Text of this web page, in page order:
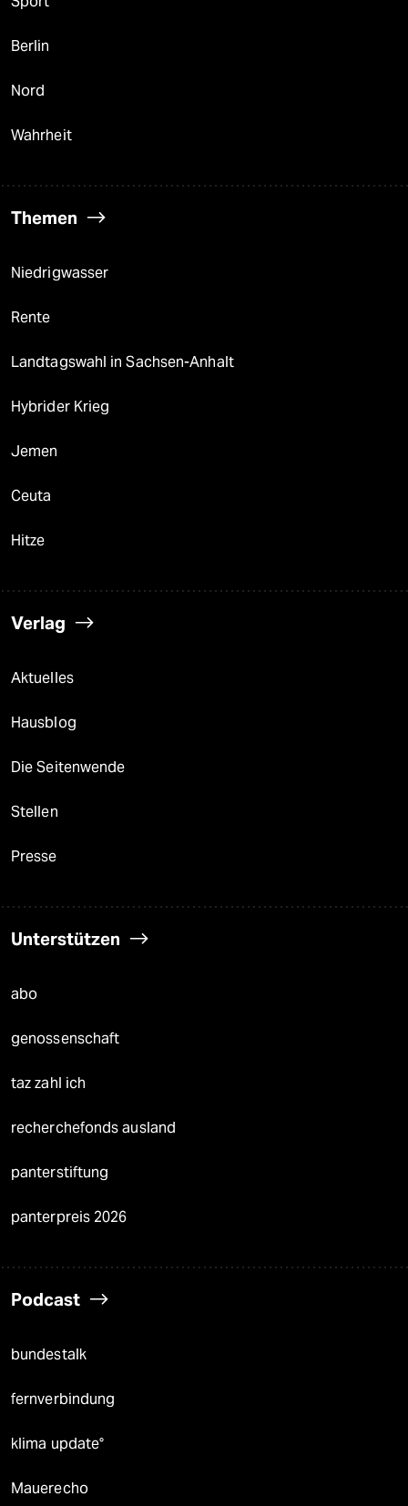
Berlin
Nord
Wahrheit
Themen
Niedrigwasser
Rente
Landtagswahl in Sachsen-Anhalt
Hybrider Krieg
Jemen
Ceuta
Hitze
Verlag
Aktuelles
Hausblog
Die Seitenwende
Stellen
Presse
Unterstützen
abo
genossenschaft
taz zahl ich
recherchefonds ausland
panterstiftung
panterpreis 2026
Podcast
bundestalk
fernverbindung
klima update°
Mauerecho